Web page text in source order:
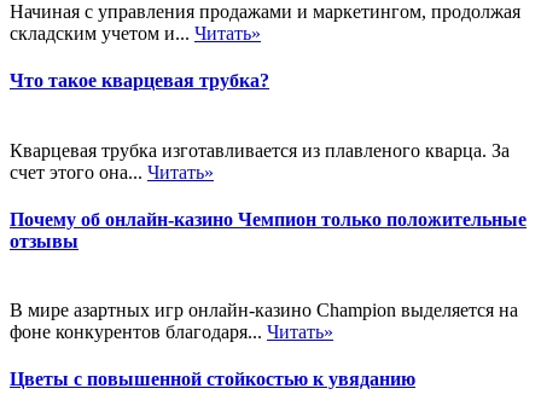
Начиная с управления продажами и маркетингом, продолжая
складским учетом и... Читать»
Что такое кварцевая трубка?
Кварцевая трубка изготавливается из плавленого кварца. За
счет этого она... Читать»
Почему об онлайн-казино Чемпион только положительные
отзывы
В мире азартных игр онлайн-казино Champion выделяется на
фоне конкурентов благодаря... Читать»
Цветы с повышенной стойкостью к увяданию